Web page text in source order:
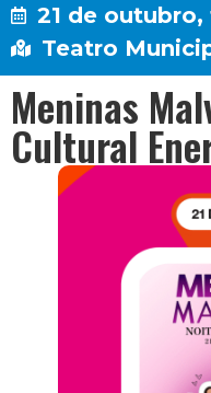
21 de
Teatro
Meninas
Cultural